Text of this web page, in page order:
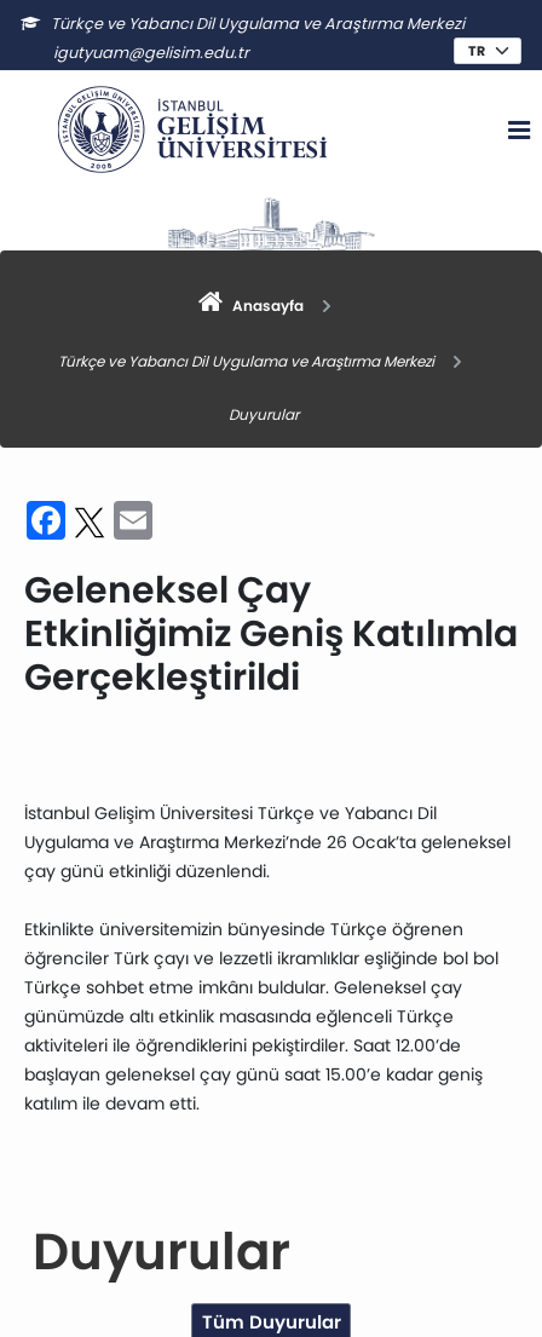
Türkçe ve Yabancı Dil Uygulama ve Araştırma Merkezi
igutyuam@gelisim.edu.tr
Anasayfa
Türkçe ve Yabancı Dil Uygulama ve Araştırma Merkezi
Duyurular
Facebook
Twitter
Geleneksel Çay
Etkinliğimiz Geniş Katılımla
Gerçekleştirildi
İstanbul Gelişim Üniversitesi Türkçe ve Yabancı Dil
Uygulama ve Araştırma Merkezi’nde 26 Ocak’ta geleneksel
çay günü etkinliği düzenlendi.
Etkinlikte üniversitemizin bünyesinde Türkçe öğrenen
öğrenciler Türk çayı ve lezzetli ikramlıklar eşliğinde bol bol
Türkçe sohbet etme imkânı buldular. Geleneksel çay
günümüzde altı etkinlik masasında eğlenceli Türkçe
aktiviteleri ile öğrendiklerini pekiştirdiler. Saat 12.00’de
başlayan geleneksel çay günü saat 15.00’e kadar geniş
katılım ile devam etti.
Duyurular
Tüm Duyurular